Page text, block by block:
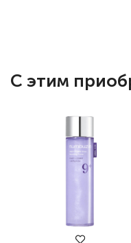
С этим